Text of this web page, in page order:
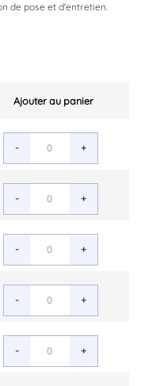
de pose et d'entretien.
Ajouter au panier
- +
- +
- +
- +
- +